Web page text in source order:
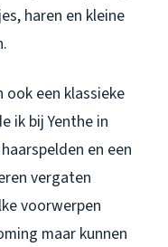
haren en kleine
ook een klassieke
ik bij Yenthe in
en een
vergaten
voorwerpen
maar kunnen